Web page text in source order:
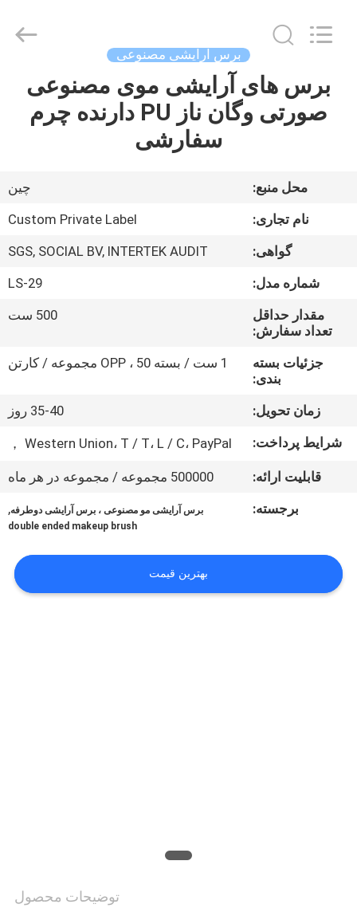
صفحه
اصلی
درباره
کارخانه
کنترل
کیفیت
نقشه
سایت
PRIVACY
POLICY
Cosmetics
برس آرایشی مصنوعی
برس های آرایشی موی مصنوعی
صورتی وگان ناز PU دارنده چرم
سفارشی
محل منبع:
چین
نام تجاری:
Custom Private Label
گواهی:
SGS, SOCIAL BV, INTERTEK AUDIT
شماره مدل:
LS-29
مقدار حداقل
تعداد سفارش:
500 ست
جزئیات بسته
بندی:
1 ست / بسته OPP ، 50 مجموعه / کارتن
زمان تحویل:
35-40 روز
شرایط پرداخت:
Western Union، T / T، L / C، PayPal ，
قابلیت ارائه:
500000 مجموعه / مجموعه در هر ماه
برجسته:
برس آرایشی مو مصنوعی ، برس آرایشی دوطرفه,
double ended makeup brush
بهترین قیمت
توضیحات محصول